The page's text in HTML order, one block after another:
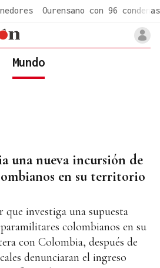
Ourensano con 96 condenas
Mundo
una nueva incursión de
en su territorio
que investiga una supuesta
colombianos en su
con Colombia, después de
denunciaran el ingreso